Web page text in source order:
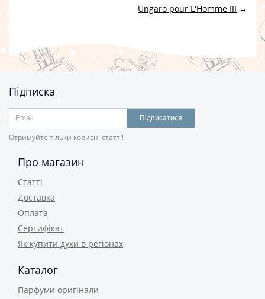
Ungaro pour L'Homme III →
Підписка
Підписатися
Отримуйте тільки корисні статті!
Про магазин
Статті
Доставка
Оплата
Сертифікат
Як купити духи в регіонах
Каталог
Парфуми оригінали